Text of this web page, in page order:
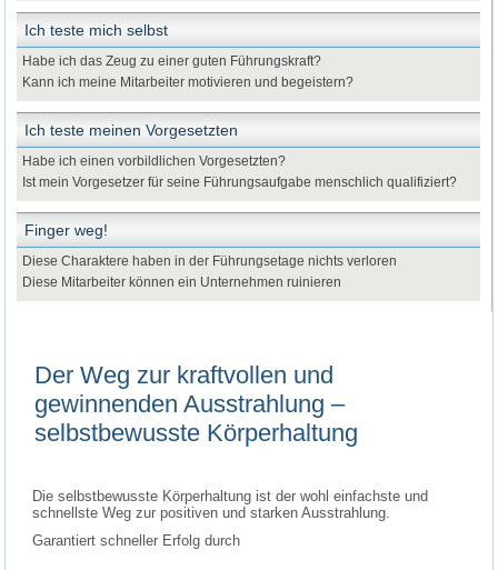
Ich teste mich selbst
Habe ich das Zeug zu einer guten Führungskraft?
Kann ich meine Mitarbeiter motivieren und begeistern?
Ich teste meinen Vorgesetzten
Habe ich einen vorbildlichen Vorgesetzten?
Ist mein Vorgesetzer für seine Führungsaufgabe menschlich qualifiziert?
Finger weg!
Diese Charaktere haben in der Führungsetage nichts verloren
Diese Mitarbeiter können ein Unternehmen ruinieren
Der Weg zur kraftvollen und
gewinnenden Ausstrahlung –
selbstbewusste Körperhaltung
Die selbstbewusste Körperhaltung ist der wohl einfachste und
schnellste Weg zur positiven und starken Ausstrahlung.
Garantiert schneller Erfolg durch